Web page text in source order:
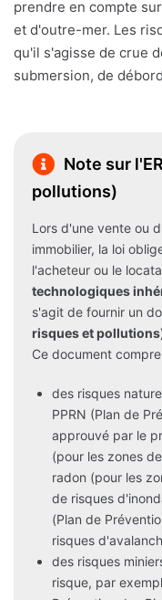
prendre en compte
et d'outre-mer. Les
qu'il s'agisse de crue
submersion, de
Note sur
pollutions)
Lors d'une vente ou
immobilier, la loi
l'acheteur ou le
technologiques
s'agit de fournir un
risques et
Ce document
des risques
PPRN (Plan de
approuvé par le
(pour les zones
radon (pour les
de risques
(Plan de
risques
des risques
risque, par